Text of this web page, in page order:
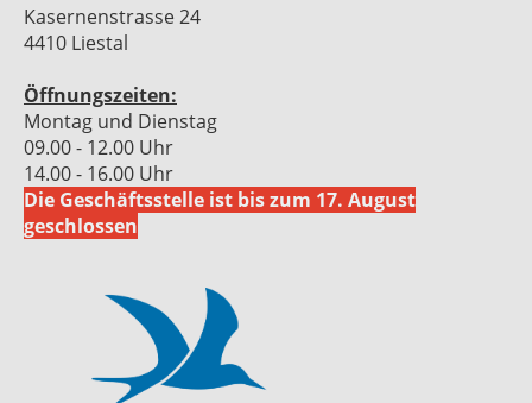
Kasernenstrasse 24
4410 Liestal
Öffnungszeiten:
Montag und Dienstag
09.00 - 12.00 Uhr
14.00 - 16.00 Uhr
Die Geschäftsstelle ist bis zum 17. August
geschlossen